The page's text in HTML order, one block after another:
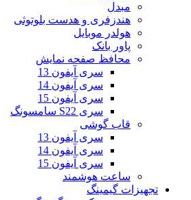
مبدل
هندزفری و هدست بلوتوثی
هولدر موبایل
پاور بانک
محافظ صفحه نمایش
سری آیفون 13
سری آیفون 14
سری آیفون 15
سری S22 سامسونگ
قاب گوشی
سری آیفون 13
سری آیفون 14
سری آیفون 15
ساعت هوشمند
تجهیزات گیمینگ